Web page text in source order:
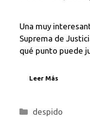
Una muy
Suprema de
qué punto puede
Leer Más
Categorías
despido